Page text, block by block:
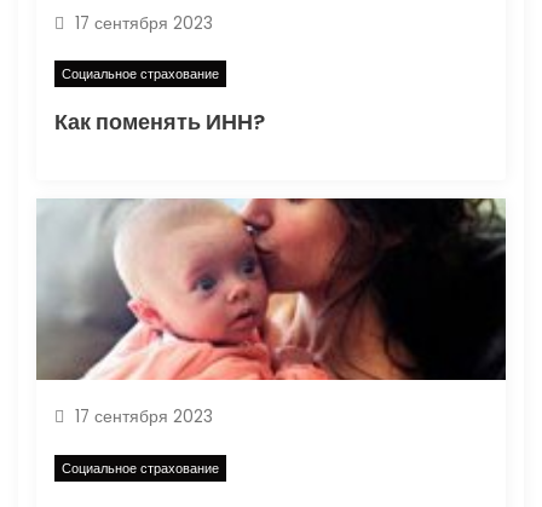
п
и
я
17 сентября 2023
Социальное страхование
Как поменять ИНН?
17 сентября 2023
Социальное страхование